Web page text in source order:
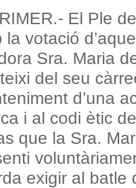
El Ple
la votació
Sra. Maria
del seu
d’una
i al codi ètic
que la Sra.
exigir al batle